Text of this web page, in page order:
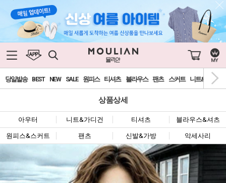
당일발송 BEST NEW SALE 원피스 티셔츠 블라우스 팬츠 스커트 니트&가디건
상품상세
아우터 니트&가디건 티셔츠 블라우스&셔츠
원피스&스커트 팬츠 신발&가방 악세사리